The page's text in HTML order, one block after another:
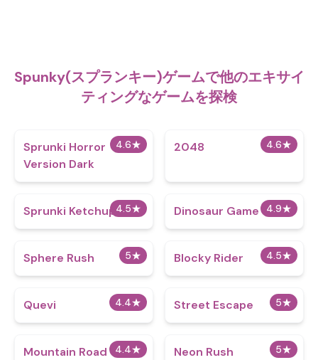
Spunky(スプランキー)ゲームで他のエキサイ
ティングなゲームを探検
4.6★
Sprunki Horror
Version Dark
4.6★
2048
4.5★
Sprunki Ketchup 2 4.9★
Dinosaur Game
5★
Sphere Rush 4.5★
Blocky Rider
4.4★
Quevi 5★
Street Escape
4.4★
Mountain Road 5★
Neon Rush